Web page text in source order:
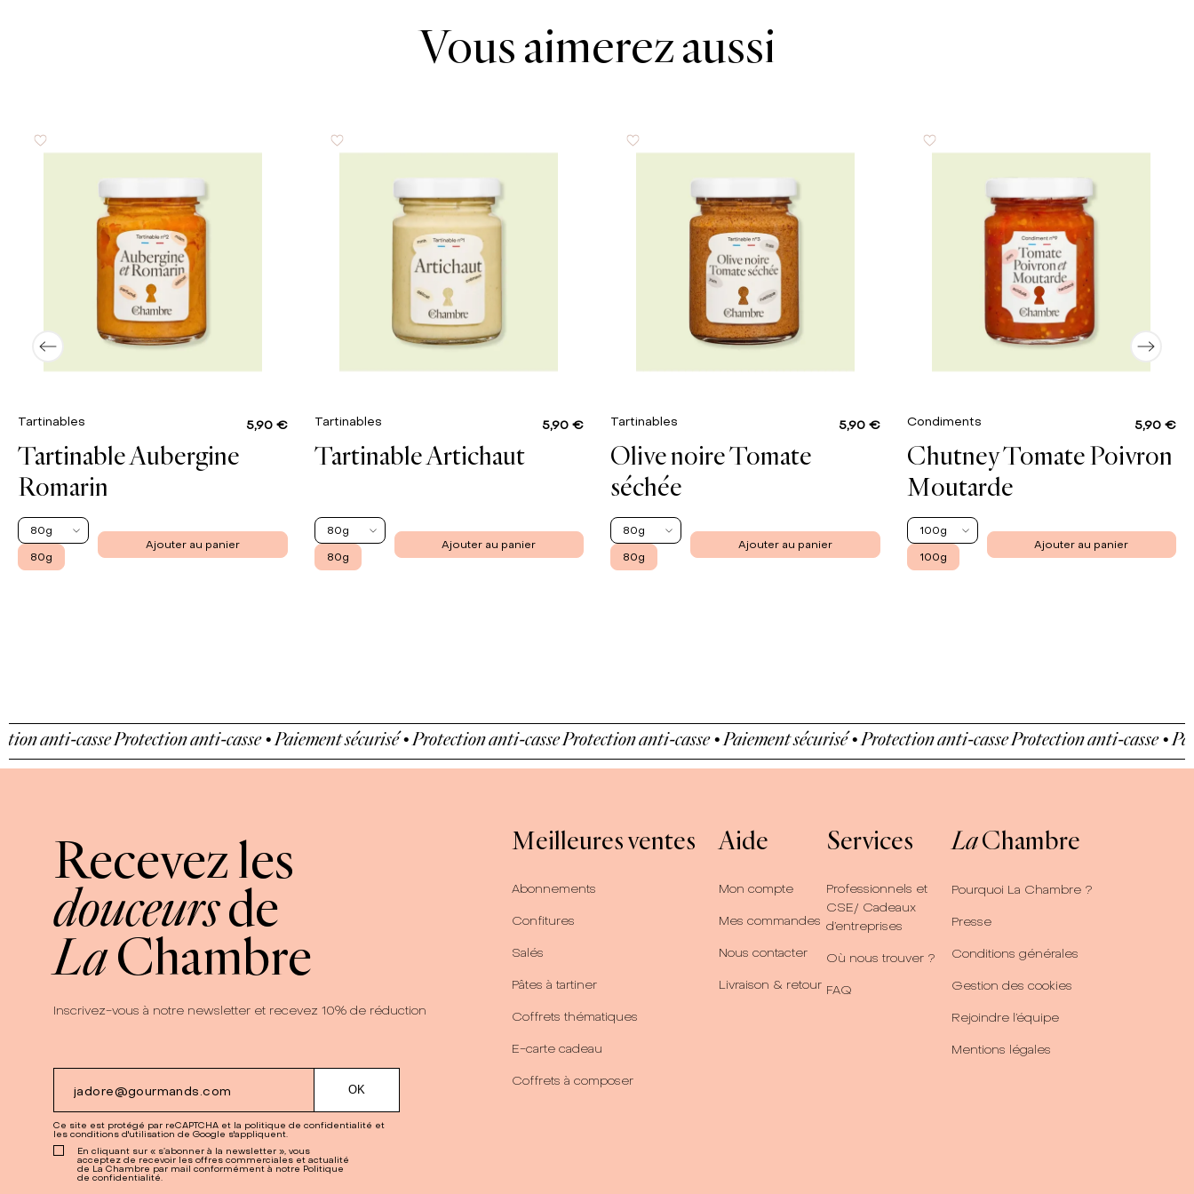
41 g
Vous aimerez aussi
Tartinables 5,90 €
Tartinable Aubergine
Romarin
80g
80g
Ajouter au panier
Tartinables 5,90 €
Tartinable Artichaut
80g
80g
Ajouter au panier
Tartinables 5,90 €
Olive noire Tomate
séchée
80g
80g
Ajouter au panier
Condiments 5,90 €
Chutney Tomate Poivron
Moutarde
100g
100g
Ajouter au panier
casseProtection anti-casse • Paiement sécurisé • Protection anti-casseProtection anti-casse • Paiement sécurisé • Protection anti-casseProtection anti-casse •
Recevez les
douceursde
LaChambre
Inscrivez-vous à notre newsletter et recevez 10% de réduction
Ce site est protégé par reCAPTCHA et la politique de confidentialité et
les conditions d'utilisation de Google s'appliquent.
En cliquant sur « s’abonner à la newsletter », vous
acceptez de recevoir les offres commerciales et actualité
de La Chambre par mail conformément à notre Politique
de confidentialité.
Meilleures ventes
Abonnements
Confitures
Salés
Pâtes à tartiner
Coffrets thématiques
E-carte cadeau
Coffrets à composer
Aide
Mon compte
Mes commandes
Nous contacter
Livraison & retour
Services
Professionnels et
CSE/ Cadeaux
d’entreprises
Où nous trouver ?
FAQ
LaChambre
Pourquoi La Chambre ?
Presse
Conditions générales
Gestion des cookies
Rejoindre l’équipe
Mentions légales